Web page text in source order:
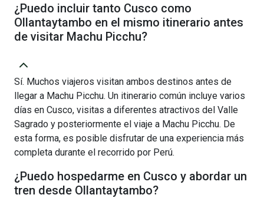
¿Puedo incluir tanto Cusco como
Ollantaytambo en el mismo itinerario antes
de visitar Machu Picchu?
Sí. Muchos viajeros visitan ambos destinos antes de
llegar a Machu Picchu. Un itinerario común incluye varios
días en Cusco, visitas a diferentes atractivos del Valle
Sagrado y posteriormente el viaje a Machu Picchu. De
esta forma, es posible disfrutar de una experiencia más
completa durante el recorrido por Perú.
¿Puedo hospedarme en Cusco y abordar un
tren desde Ollantaytambo?